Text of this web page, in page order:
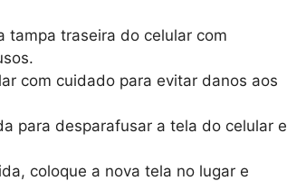
tampa traseira do celular com
com cuidado para evitar danos aos
para desparafusar a tela do celular e
coloque a nova tela no lugar e